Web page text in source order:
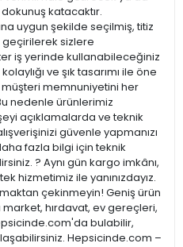
katacaktır.
uygun şekilde seçilmiş, titiz
sizlere
iş yerinde kullanabileceğiniz
ve şık tasarımı ile öne
memnuniyetini her
nedenle ürünlerimiz
açıklamalarda ve teknik
güvenle yapmanızı
fazla bilgi için teknik
? Aynı gün kargo imkânı,
hizmetimiz ile yanınızdayız.
çekinmeyin! Geniş ürün
hırdavat, ev gereçleri,
bulabilir,
Hepsicinde.com –